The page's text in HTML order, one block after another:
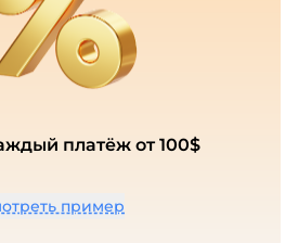
платёж от 100$
пример